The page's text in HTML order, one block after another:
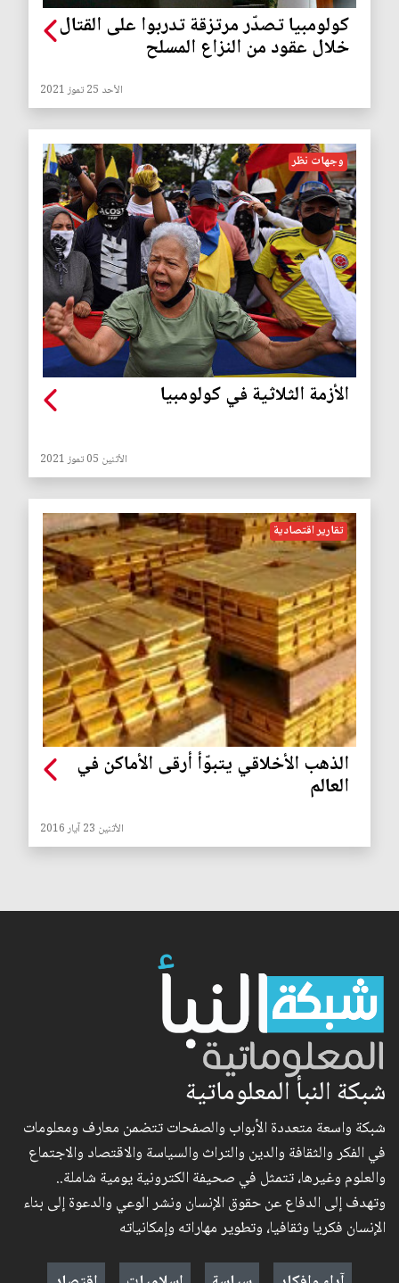
كولومبيا تصدّر مرتزقة تدربوا على القتال
خلال عقود من النزاع المسلح
الأحد 25 تموز 2021
وجهات نظر
الأزمة الثلاثية في كولومبيا
الأثنين 05 تموز 2021
تقارير اقتصادية
الذهب الأخلاقي يتبوّأ أرقى الأماكن في
العالم
الأثنين 23 آيار 2016
شبكة النبأ المعلوماتية
شبكة واسعة متعددة الأبواب والصفحات تتضمن معارف ومعلومات
في الفكر والثقافة والدين والتراث والسياسة والاقتصاد والاجتماع
والعلوم وغيرها، تتمثل في صحيفة الكترونية يومية شاملة..
وتهدف إلى الدفاع عن حقوق الإنسان ونشر الوعي والدعوة إلى بناء
الإنسان فكريا وثقافيا، وتطوير مهاراته وإمكانياته